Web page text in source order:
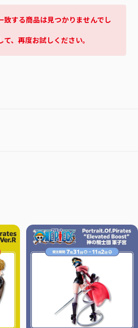
致する商品は見つかりませんでし
、再度お試しください。